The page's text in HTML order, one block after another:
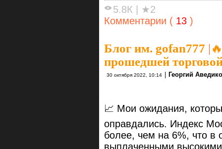
5.8К
★2
Комментарии ( 13 )
Блог им. gofan777 |
прошедшей
30 октября 2022, 10:14 Георгий
📈 Мои ожидания,
оправдались. Индекс
более, чем на 6%, что в
выплаченными